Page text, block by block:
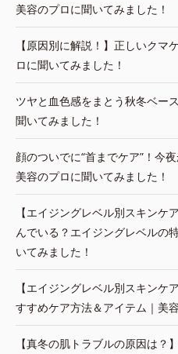
美容のプロに聞いてみました！
【原因別に解説！】正しいクマ
ロに聞いてみました！
ツヤと血色感をまとう秋冬ベー
聞いてみました！
顔のついでに“首までケア”！今
美容のプロに聞いてみました！
【エイジングレベル別スキンケ
んでいる？エイジングレベルの
いてみました！
【エイジングレベル別スキンケ
すすめケア方法＆アイテム｜美
【真冬の肌トラブルの原因は？